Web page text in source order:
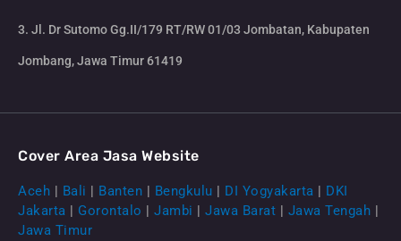
3. Jl. Dr Sutomo Gg.II/179 RT/RW 01/03 Jombatan, Kabupaten
Jombang, Jawa Timur 61419
Cover Area Jasa Website
Aceh | Bali | Banten | Bengkulu | DI Yogyakarta | DKI
Jakarta | Gorontalo | Jambi | Jawa Barat | Jawa Tengah |
Jawa Timur